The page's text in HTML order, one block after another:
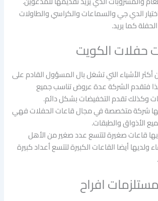
الدي جي والسماعات والكراسي والطاولات
كما يريد.
حفلات الكويت
الأشياء التي تشغل بال المسؤول القادم على
فتقدم الشركة عدة عروض تناسب جميع
وكذلك تقدم التخفيضات بشكل دائم.
شركة متخصصة في مجال قاعات الحفلات فهي
الأذواق والطبقات.
قاعات صغيرة لتتسع عدد صغير من الأهل
ولديها أيضا القاعات الكبيرة لتتسع أعداد كبيرة
افراح